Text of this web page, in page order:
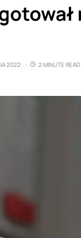
2022 2 MINUTE READ